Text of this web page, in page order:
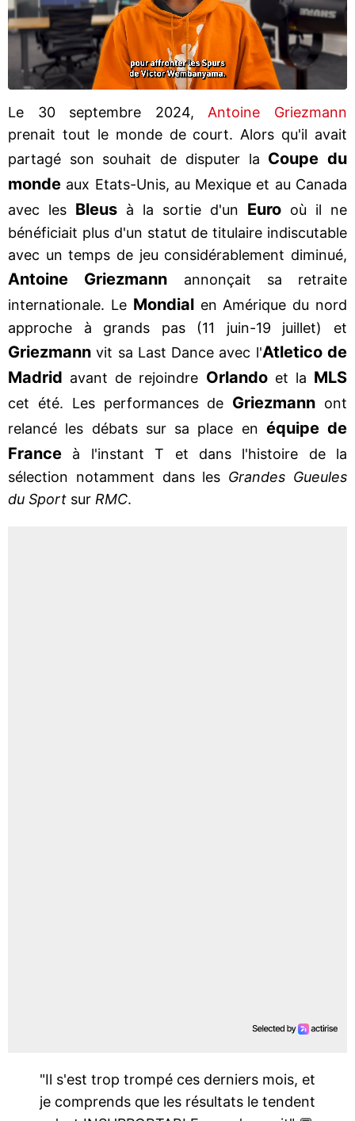
Le 30 septembre 2024, Antoine Griezmann
prenait tout le monde de court. Alors qu'il avait
partagé son souhait de disputer la Coupe du
monde aux Etats-Unis, au Mexique et au Canada
avec les Bleus à la sortie d'un Euro où il ne
bénéficiait plus d'un statut de titulaire indiscutable
avec un temps de jeu considérablement diminué,
Antoine Griezmann
annonçait sa retraite
internationale. Le Mondial en Amérique du nord
approche à grands pas (11 juin-19 juillet) et
Griezmann vit sa Last Dance avec l'Atletico de
Madrid avant de rejoindre Orlando et la MLS
cet été. Les performances de Griezmann ont
relancé les débats sur sa place en équipe de
France
à l'instant T et dans l'histoire de la
sélection notamment dans les Grandes Gueules
du Sport sur RMC.
"Il s'est trop trompé ces derniers mois, et
je comprends que les résultats le tendent